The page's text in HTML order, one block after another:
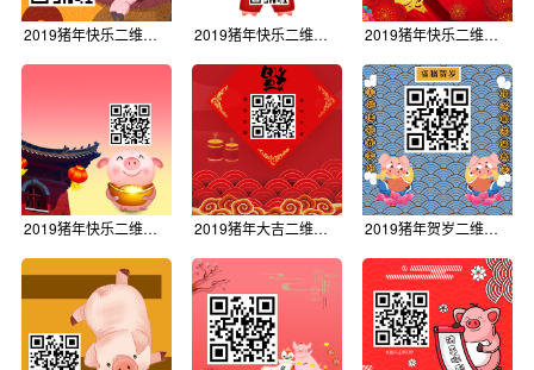
2019猪年快乐二维码背景 2019猪年快乐二维码背景 2019猪年快乐二维码背景
2019猪年快乐二维码背景 2019猪年大吉二维码背景 2019猪年贺岁二维码背景